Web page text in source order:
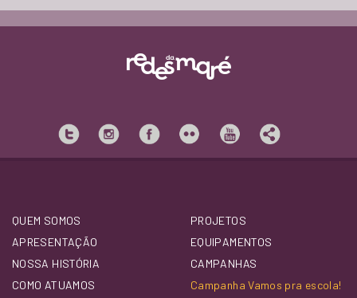
QUEM SOMOS
APRESENTAÇÃO
NOSSA HISTÓRIA
COMO ATUAMOS
PROJETOS
EQUIPAMENTOS
CAMPANHAS
Campanha Vamos pra escola!